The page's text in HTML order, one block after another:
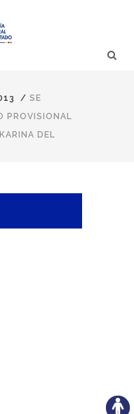
/ SE
PROVISIONAL
DEL